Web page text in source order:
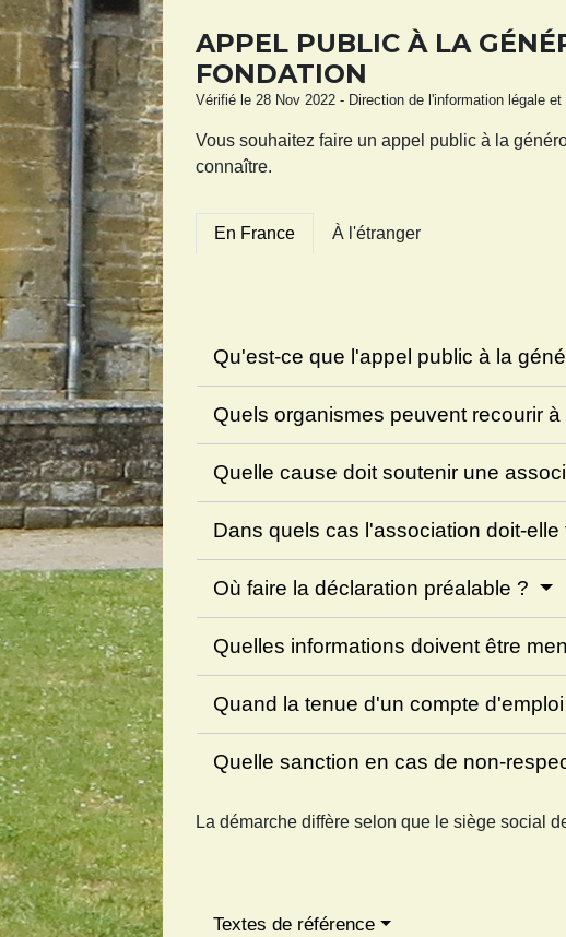
APPEL PUBLIC À LA
FONDATION
Vérifié le 28 Nov 2022 - Direction de l'information légale
Vous souhaitez faire un appel public à la
connaître.
En France À l'étranger
Qu'est-ce que l'appel public à la
Quels organismes peuvent recourir
Quelle cause doit soutenir une
Dans quels cas l'association doit-
Où faire la déclaration préalable ?
Quelles informations doivent être
Quand la tenue d'un compte
Quelle sanction en cas de non-
La démarche diffère selon que le siège social
Textes de référence